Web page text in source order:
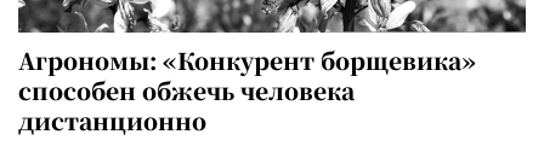
Агрономы: «Конкурент борщевика»
способен обжечь человека
дистанционно